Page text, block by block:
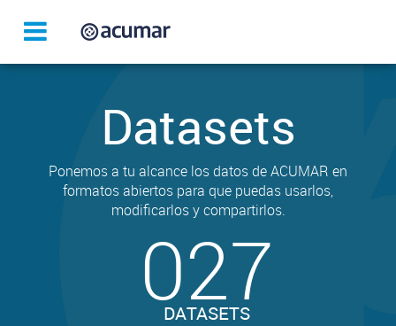
Datasets
Ponemos a tu alcance los datos de ACUMAR en
formatos abiertos para que puedas usarlos,
modificarlos y compartirlos.
027
DATASETS